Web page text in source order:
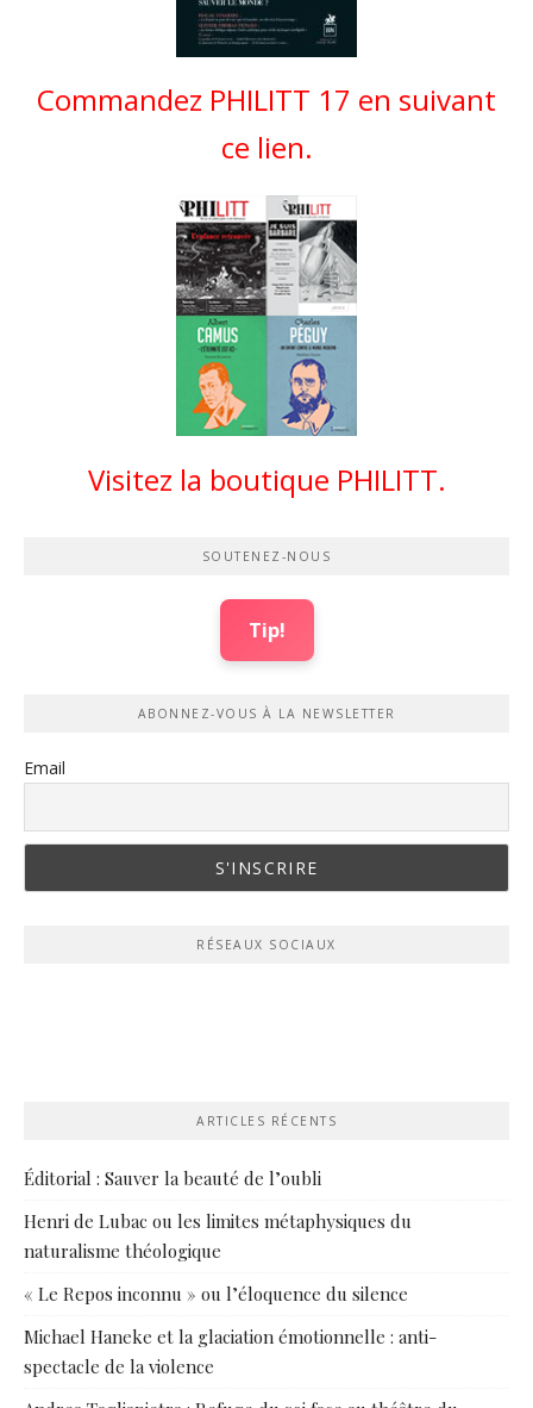
Commandez PHILITT 17 en suivant
ce lien.
Visitez la boutique PHILITT.
SOUTENEZ-NOUS
Tip!
ABONNEZ-VOUS À LA NEWSLETTER
Email
RÉSEAUX SOCIAUX
ARTICLES RÉCENTS
Éditorial : Sauver la beauté de l’oubli
Henri de Lubac ou les limites métaphysiques du
naturalisme théologique
« Le Repos inconnu » ou l’éloquence du silence
Michael Haneke et la glaciation émotionnelle : anti-
spectacle de la violence